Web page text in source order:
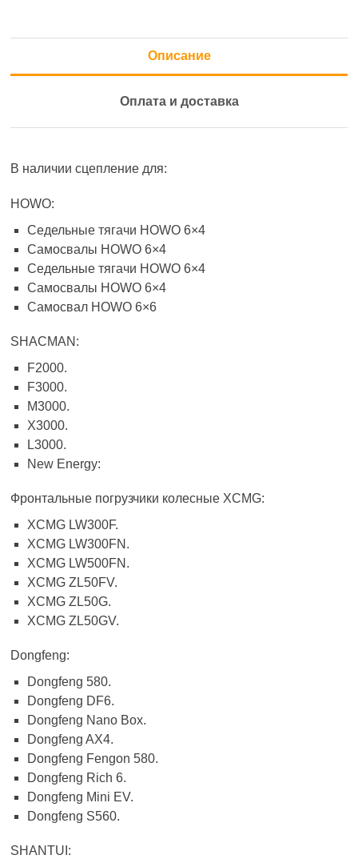
Описание
Оплата и доставка
В наличии сцепление для:
HOWO:
Седельные тягачи HOWO 6×4
Самосвалы HOWO 6×4
Седельные тягачи HOWO 6×4
Самосвалы HOWO 6×4
Самосвал HOWO 6×6
SHACMAN:
F2000.
F3000.
M3000.
X3000.
L3000.
New Energy:
Фронтальные погрузчики колесные XCMG:
XCMG LW300F.
XCMG LW300FN.
XCMG LW500FN.
XCMG ZL50FV.
XCMG ZL50G.
XCMG ZL50GV.
Dongfeng:
Dongfeng 580.
Dongfeng DF6.
Dongfeng Nano Box.
Dongfeng AX4.
Dongfeng Fengon 580.
Dongfeng Rich 6.
Dongfeng Mini EV.
Dongfeng S560.
SHANTUI: